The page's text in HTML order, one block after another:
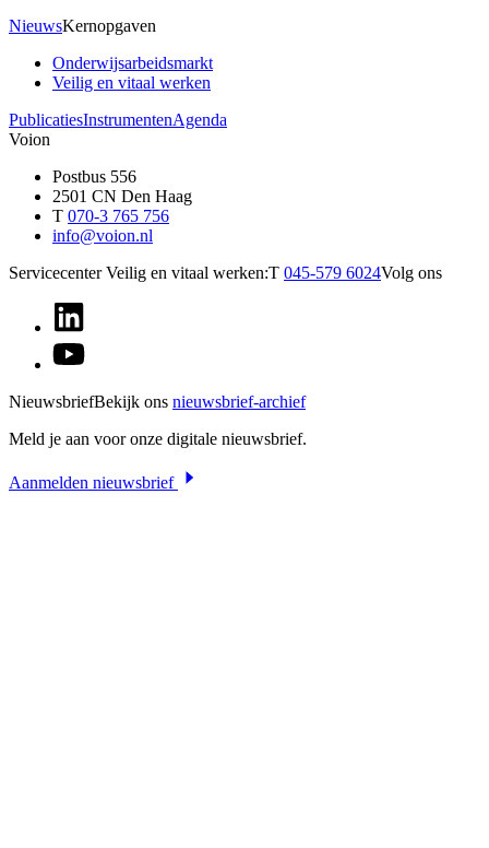
NieuwsKernopgaven
Onderwijsarbeidsmarkt
Veilig en vitaal werken
PublicatiesInstrumentenAgenda
Voion
Postbus 556
2501 CN Den Haag
T 070-3 765 756
info@voion.nl
Servicecenter Veilig en vitaal werken:T 045-579 6024Volg ons
NieuwsbriefBekijk ons nieuwsbrief-archief
Meld je aan voor onze digitale nieuwsbrief.
Aanmelden nieuwsbrief